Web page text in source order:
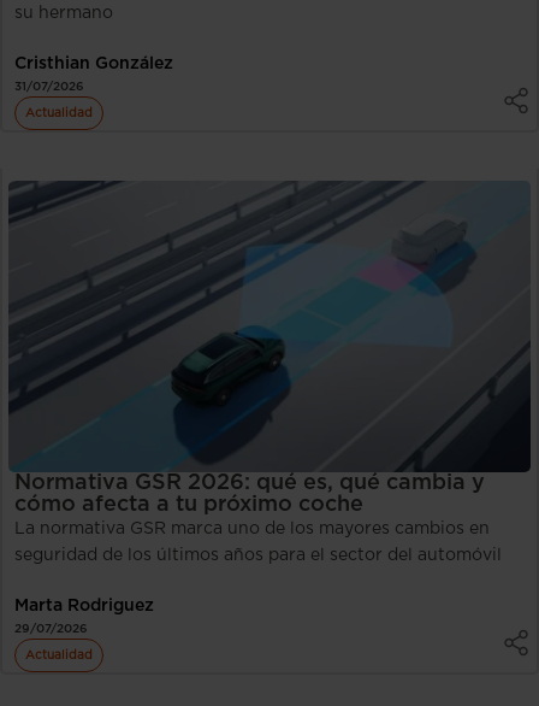
su hermano
Cristhian González
31/07/2026
Actualidad
Normativa GSR 2026: qué es, qué cambia y
cómo afecta a tu próximo coche
La normativa GSR marca uno de los mayores cambios en
seguridad de los últimos años para el sector del automóvil
Marta Rodriguez
29/07/2026
Actualidad